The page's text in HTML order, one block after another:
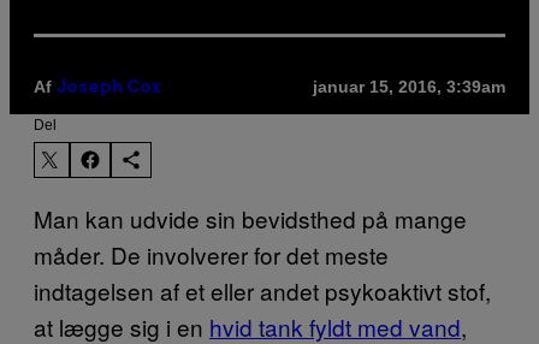
Af Joseph Cox januar 15, 2016, 3:39am
Del
Man kan udvide sin bevidsthed på mange
måder. De involverer for det meste
indtagelsen af et eller andet psykoaktivt stof,
at lægge sig i en hvid tank fyldt med vand,